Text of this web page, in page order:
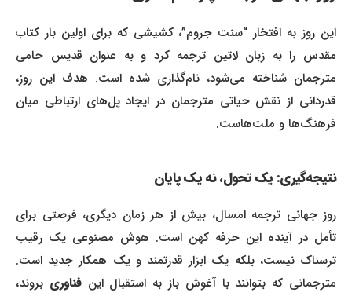
این روز به افتخار “سنت جروم”، کشیشی که برای اولین بار کتاب
مقدس را به زبان لاتین ترجمه کرد و به عنوان قدیس حامی
مترجمان شناخته می‌شود، نام‌گذاری شده است. هدف این روز،
قدردانی از نقش حیاتی مترجمان در ایجاد پل‌های ارتباطی میان
فرهنگ‌ها و ملت‌هاست.
نتیجه‌گیری: یک تحول، نه یک پایان
روز جهانی ترجمه امسال، بیش از هر زمان دیگری، فرصتی برای
تأمل در آینده این حرفه کهن است. هوش مصنوعی یک رقیب
ترسناک نیست، بلکه یک ابزار قدرتمند و یک همکار جدید است.
مترجمانی که بتوانند با آغوش باز به استقبال اینفناوری بروند،